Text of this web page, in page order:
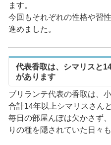
ます。
今回もそれぞれの性格や習
進めました。
代表香取は、シマリスと
があります
ブリランテ代表の香取は、
合計14年以上シマリスさん
毎日の部屋んぽは欠かさず
りの種を隠されていた日々も